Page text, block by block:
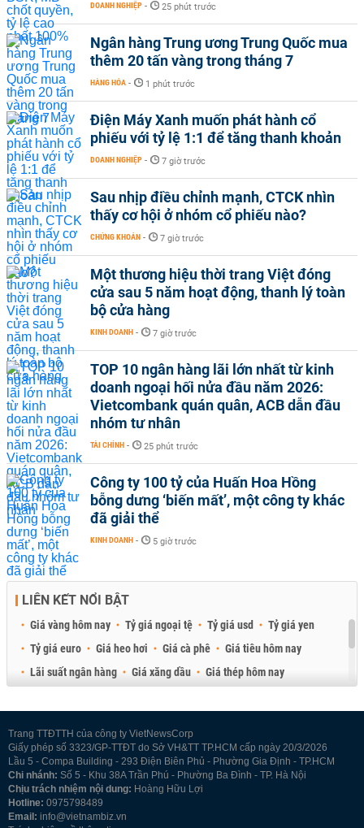
DOANH NGHIỆP - 25 phút trước
Ngân hàng Trung ương Trung Quốc mua
thêm 20 tấn vàng trong tháng 7
HÀNG HÓA - 1 phút trước
Điện Máy Xanh muốn phát hành cổ
phiếu với tỷ lệ 1:1 để tăng thanh khoản
DOANH NGHIỆP - 7 giờ trước
Sau nhịp điều chỉnh mạnh, CTCK nhìn
thấy cơ hội ở nhóm cổ phiếu nào?
CHỨNG KHOÁN - 7 giờ trước
Một thương hiệu thời trang Việt đóng
cửa sau 5 năm hoạt động, thanh lý toàn
bộ cửa hàng
KINH DOANH - 7 giờ trước
TOP 10 ngân hàng lãi lớn nhất từ kinh
doanh ngoại hối nửa đầu năm 2026:
Vietcombank quán quân, ACB dẫn đầu
nhóm tư nhân
TÀI CHÍNH - 25 phút trước
Công ty 100 tỷ của Huấn Hoa Hồng
bỗng dưng ‘biến mất’, một công ty khác
đã giải thể
KINH DOANH - 5 giờ trước
LIÊN KẾT NỔI BẬT
Giá vàng hôm nay Tỷ giá ngoại tệ Tỷ giá usd
Tỷ giá yen
Tỷ giá euro
Giá heo hơi Giá cà phê
Giá tiêu hôm nay
Lãi suất ngân hàng
Giá xăng dầu
Giá thép hôm nay
Trang TTĐTTH của công ty VietNewsCorp
Giấy phép số 3323/GP-TTĐT do Sở VH&TT TP.HCM cấp ngày 20/3/2026
Lầu 5 - Compa Building - 293 Điện Biên Phủ - Phường Gia Định - TP.HCM
Chi nhánh: Số 5 - Khu 38A Trần Phú - Phường Ba Đình - TP. Hà Nội
Chịu trách nhiệm nội dung: Hoàng Hữu Lợi
Hotline: 0975798489
Email: info@vietnambiz.vn